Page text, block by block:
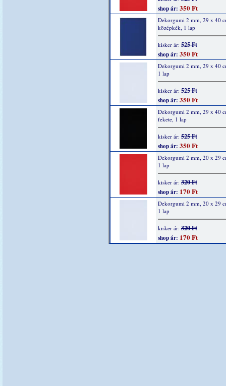
shop ár: 350 Ft
Dekorgumi 2 mm, 29 x 40
középkék, 1 lap
kisker ár: 525 Ft
shop ár: 350 Ft
Dekorgumi 2 mm, 29 x 40
1 lap
kisker ár: 525 Ft
shop ár: 350 Ft
Dekorgumi 2 mm, 29 x 40
fekete, 1 lap
kisker ár: 525 Ft
shop ár: 350 Ft
Dekorgumi 2 mm, 20 x 29
1 lap
kisker ár: 320 Ft
shop ár: 170 Ft
Dekorgumi 2 mm, 20 x 29
1 lap
kisker ár: 320 Ft
shop ár: 170 Ft